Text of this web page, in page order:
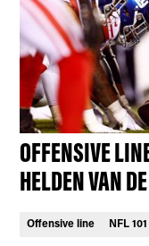
OFFENSIVE
HELDEN VAN
Offensive line NFL 101